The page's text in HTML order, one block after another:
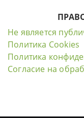
Не является
Политика Cookies
Политика
Согласие на